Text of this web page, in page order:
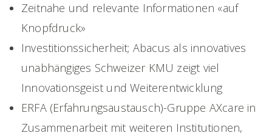
Zeitnahe und relevante Informationen «auf
Knopfdruck»
Investitionssicherheit; Abacus als innovatives
unabhängiges Schweizer KMU zeigt viel
Innovationsgeist und Weiterentwicklung
ERFA (Erfahrungsaustausch)-Gruppe AXcare in
Zusammenarbeit mit weiteren Institutionen,